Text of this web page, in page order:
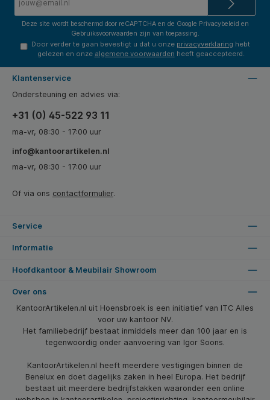
Deze site wordt beschermd door reCAPTCHA en de Google Privacybeleid en
Gebruiksvoorwaarden zijn van toepassing.
Door verder te gaan bevestigt u dat u onze privacyverklaring hebt
gelezen en onze algemene voorwaarden heeft geaccepteerd.
Klantenservice
Ondersteuning en advies via:
+31 (0) 45-522 93 11
ma-vr, 08:30 - 17:00 uur
info@kantoorartikelen.nl
ma-vr, 08:30 - 17:00 uur
Of via ons contactformulier.
Service
Informatie
Hoofdkantoor & Meubilair Showroom
Over ons
KantoorArtikelen.nl uit Hoensbroek is een initiatief van ITC Alles
voor uw kantoor NV.
Het familiebedrijf bestaat inmiddels meer dan 100 jaar en is
tegenwoordig onder aanvoering van Igor Soons.
KantoorArtikelen.nl heeft meerdere vestigingen binnen de
Benelux en doet dagelijks zaken in heel Europa. Het bedrijf
bestaat uit meerdere bedrijfstakken waaronder een online